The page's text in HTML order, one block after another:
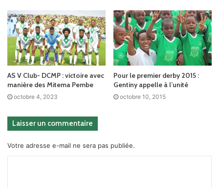
AS V Club- DCMP : victoire avec
manière des Mitema Pembe
octobre 4, 2023
Pour le premier derby 2015 :
Gentiny appelle à l’unité
octobre 10, 2015
Laisser un commentaire
Votre adresse e-mail ne sera pas publiée.